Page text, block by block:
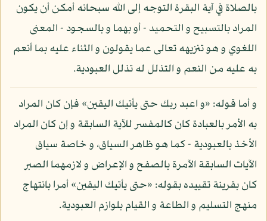
بالصلاة في آية البقرة التوجه إلى الله سبحانه أمكن أن يكون
المراد بالتسبيح و التحميد - أو بهما و بالسجود - المعنى
اللغوي و هو تنزيهه تعالى عما يقولون و الثناء عليه بما أنعم
به عليه من النعم و التذلل له تذلل العبودية.
و أما قوله: «و اعبد ربك حتى يأتيك اليقين» فإن كان المراد
به الأمر بالعبادة كان كالمفسر للآية السابقة و إن كان المراد
الأخذ بالعبودية - كما هو ظاهر السياق، و خاصة سياق
الآيات السابقة الآمرة بالصفح و الإعراض و لازمهما الصبر
كان بقرينة تقييده بقوله: «حتى يأتيك اليقين» أمرا بانتهاج
منهج التسليم و الطاعة و القيام بلوازم العبودية.